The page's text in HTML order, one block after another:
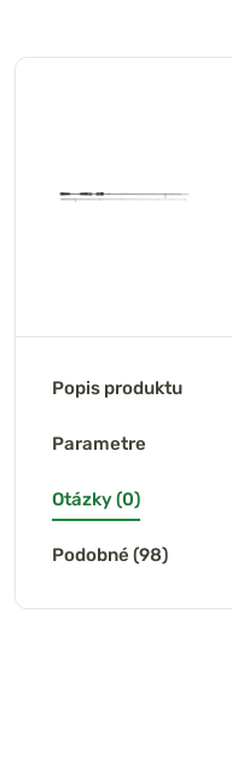
Popis produktu
Parametre
Otázky (0)
Podobné (98)